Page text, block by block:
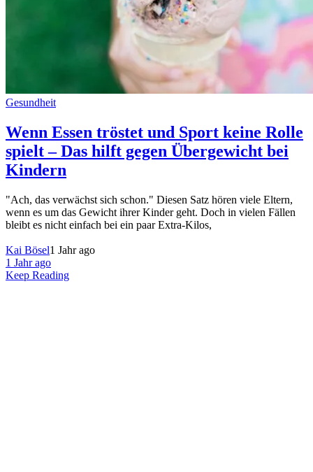
Gesundheit
Wenn Essen tröstet und Sport keine Rolle
spielt – Das hilft gegen Übergewicht bei
Kindern
"Ach, das verwächst sich schon." Diesen Satz hören viele Eltern,
wenn es um das Gewicht ihrer Kinder geht. Doch in vielen Fällen
bleibt es nicht einfach bei ein paar Extra-Kilos,
Kai Bösel1 Jahr ago
1 Jahr ago
Keep Reading